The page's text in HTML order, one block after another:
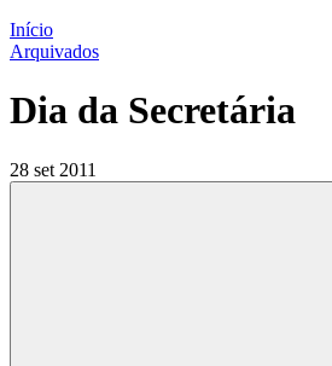
Início
Arquivados
Dia da Secretária
28 set 2011